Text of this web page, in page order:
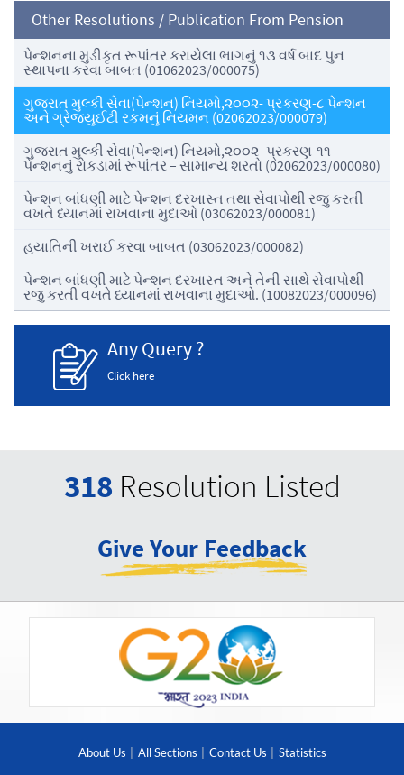
Other Resolutions / Publication From Pension
પેન્શનના મુડીકૃત રૂપાંતર કરાયેલા ભાગનું ૧૩ વર્ષ બાદ પુન
સ્થાપના કરવા બાબત (01062023/000075)
ગુજરાત મુલ્કી સેવા(પેન્શન) નિયમો,૨૦૦૨- પ્રકરણ-૮ પેન્શન
અને ગ્રેજ્યુઈટી રકમનું નિયમન (02062023/000079)
ગુજરાત મુલ્કી સેવા(પેન્શન) નિયમો,૨૦૦૨- પ્રકરણ-૧૧
પેન્શનનું રોકડામાં રૂપાંતર – સામાન્ય શરતો (02062023/000080)
પેન્શન બાંધણી માટે પેન્શન દરખાસ્ત તથા સેવાપોથી રજુ કરતી
વખતે ધ્યાનમાં રાખવાના મુદાઓ (03062023/000081)
હયાતિની ખરાઈ કરવા બાબત (03062023/000082)
પેન્શન બાંધણી માટે પેન્શન દરખાસ્ત અને તેની સાથે સેવાપોથી
રજુ કરતી વખતે ધ્યાનમાં રાખવાના મુદાઓ. (10082023/000096)
Any Query ?
Click here
318 Resolution Listed
Give Your Feedback
About Us All Sections Contact Us Statistics